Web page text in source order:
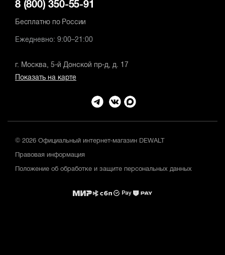
8 (800) 350-55-91
Бесплатно по России
Ежедневно: 9:00–21:00
г. Москва, 5-й Донской пр-д, д. 17
Показать на карте
© 2026 Официальный интернет-магазин DEWALT
Правовая информация
Положение об обработке и защите персональных данных